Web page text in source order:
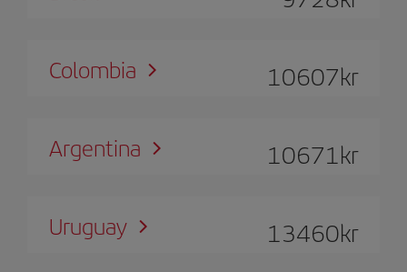
Colombia 10607kr
Argentina 10671kr
Uruguay 13460kr